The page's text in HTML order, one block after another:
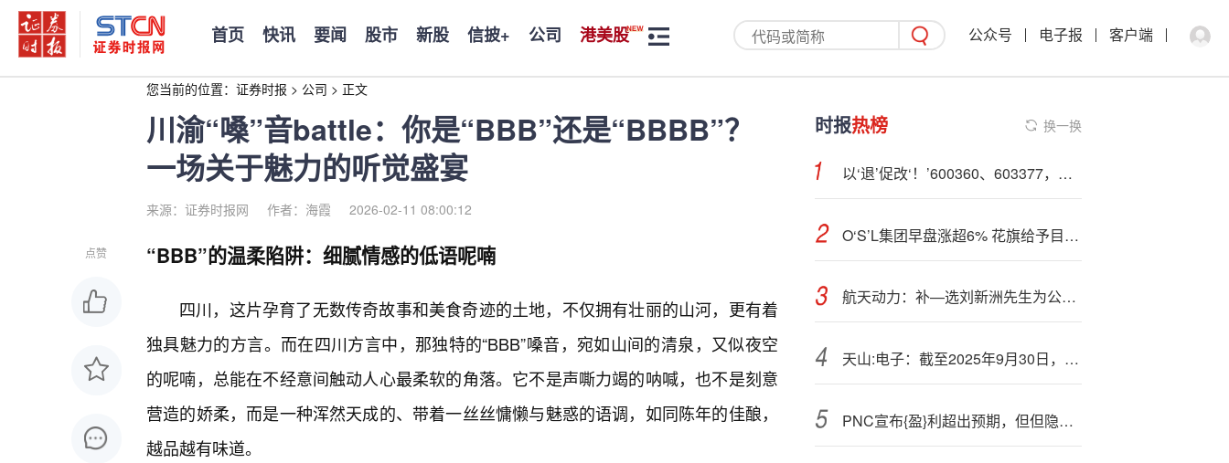
首页 快讯 要闻 股市 新股 信披+ 公司 港美股 公众号 电子报 客户端
您当前的位置： 证券时报 > 公司 > 正文
川渝“嗓”音battle：你是“BBB”还是“BBBB”？
一场关于魅力的听觉盛宴
来源：证券时报网 作者：海霞 2026-02-11 08:00:12
点赞 “BBB”的温柔陷阱：细腻情感的低语呢喃
四川，这片孕育了无数传奇故事和美食奇迹的土地，不仅拥有壮丽的山河，更有着
独具魅力的方言。而在四川方言中，那独特的“BBB”嗓音，宛如山间的清泉，又似夜空
的呢喃，总能在不经意间触动人心最柔软的角落。它不是声嘶力竭的呐喊，也不是刻意
营造的娇柔，而是一种浑然天成的、带着一丝丝慵懒与魅惑的语调，如同陈年的佳酿，
越品越有味道。
时报热榜 换一换
以‘退’促改‘！’600360、603377，好消息来了
O‘S’L集团早盘涨超6% 花旗给予目标价21.80港元
航天动力：补—选刘新洲先生为公司第八届董事会非独立董事候选人
天山:电子：截至2025年9月30日，公司股东总户数为24460户
PNC宣布{盈}利超出预期，但但隐藏的利润率挤压导致股价走低